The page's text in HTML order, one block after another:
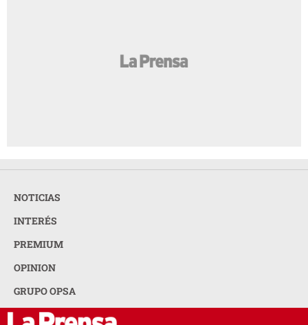
NOTICIAS
INTERÉS
PREMIUM
OPINION
GRUPO OPSA